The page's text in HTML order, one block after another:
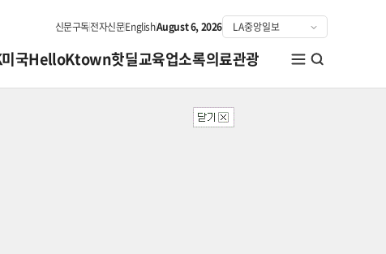
신문구독전자신문EnglishAugust 6, 2026
국HelloKtown핫딜교육업소록의료관광